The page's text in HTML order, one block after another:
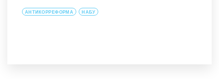
АНТИКОРРЕФОРМА НАБУ